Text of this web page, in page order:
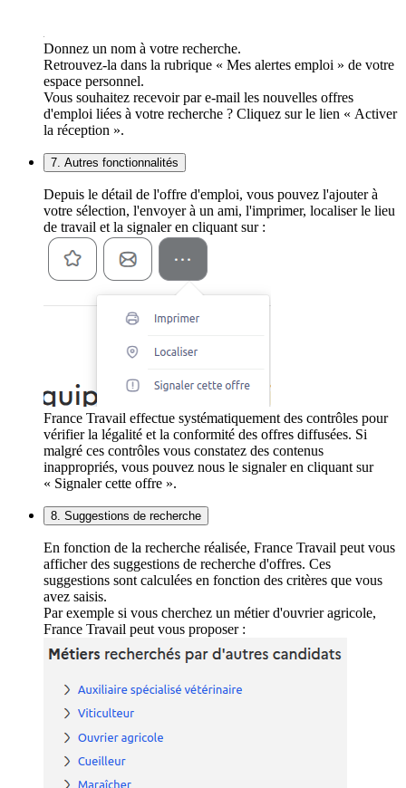
Donnez un nom à votre recherche.
Retrouvez-la dans la rubrique « Mes alertes emploi » de votre
espace personnel.
Vous souhaitez recevoir par e-mail les nouvelles offres
d'emploi liées à votre recherche ? Cliquez sur le lien « Activer
la réception ».
7. Autres fonctionnalités
Depuis le détail de l'offre d'emploi, vous pouvez l'ajouter à
votre sélection, l'envoyer à un ami, l'imprimer, localiser le lieu
de travail et la signaler en cliquant sur :
France Travail effectue systématiquement des contrôles pour
vérifier la légalité et la conformité des offres diffusées. Si
malgré ces contrôles vous constatez des contenus
inappropriés, vous pouvez nous le signaler en cliquant sur
« Signaler cette offre ».
8. Suggestions de recherche
En fonction de la recherche réalisée, France Travail peut vous
afficher des suggestions de recherche d'offres. Ces
suggestions sont calculées en fonction des critères que vous
avez saisis.
Par exemple si vous cherchez un métier d'ouvrier agricole,
France Travail peut vous proposer :